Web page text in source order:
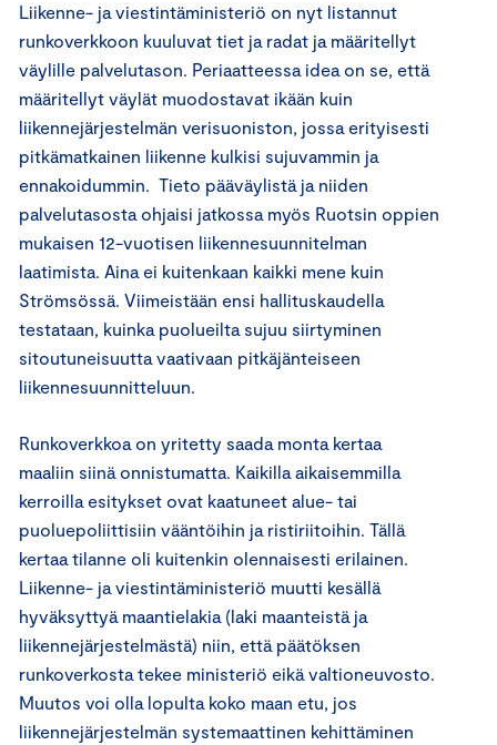
Liikenne- ja viestintäministeriö on nyt listannut
runkoverkkoon kuuluvat tiet ja radat ja määritellyt
väylille palvelutason. Periaatteessa idea on se, että
määritellyt väylät muodostavat ikään kuin
liikennejärjestelmän verisuoniston, jossa erityisesti
pitkämatkainen liikenne kulkisi sujuvammin ja
ennakoidummin. Tieto pääväylistä ja niiden
palvelutasosta ohjaisi jatkossa myös Ruotsin oppien
mukaisen 12-vuotisen liikennesuunnitelman
laatimista. Aina ei kuitenkaan kaikki mene kuin
Strömsössä. Viimeistään ensi hallituskaudella
testataan, kuinka puolueilta sujuu siirtyminen
sitoutuneisuutta vaativaan pitkäjänteiseen
liikennesuunnitteluun.
Runkoverkkoa on yritetty saada monta kertaa
maaliin siinä onnistumatta. Kaikilla aikaisemmilla
kerroilla esitykset ovat kaatuneet alue- tai
puoluepoliittisiin vääntöihin ja ristiriitoihin. Tällä
kertaa tilanne oli kuitenkin olennaisesti erilainen.
Liikenne- ja viestintäministeriö muutti kesällä
hyväksyttyä maantielakia (laki maanteistä ja
liikennejärjestelmästä) niin, että päätöksen
runkoverkosta tekee ministeriö eikä valtioneuvosto.
Muutos voi olla lopulta koko maan etu, jos
liikennejärjestelmän systemaattinen kehittäminen